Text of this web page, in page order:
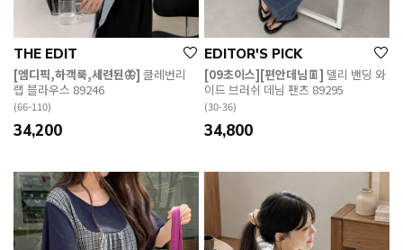
THE EDIT
[엠디픽,하객룩,세련된🦋] 클레번리
랩 블라우스 89246
(66-110)
34,200
EDITOR'S PICK
[09초이스][편안데님👖] 델리 밴딩 와
이드 브러쉬 데님 팬츠 89295
(30-36)
34,800